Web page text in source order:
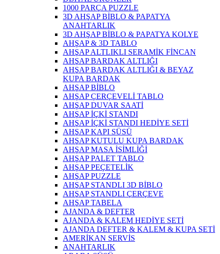
1000 PARÇA PUZZLE
3D AHŞAP BİBLO & PAPATYA
ANAHTARLIK
3D AHŞAP BİBLO & PAPATYA KOLYE
AHŞAP & 3D TABLO
AHŞAP ALTLIKLI SERAMİK FİNCAN
AHŞAP BARDAK ALTLIĞI
AHŞAP BARDAK ALTLIĞI & BEYAZ
KUPA BARDAK
AHŞAP BİBLO
AHŞAP ÇERÇEVELİ TABLO
AHŞAP DUVAR SAATİ
AHŞAP İÇKİ STANDI
AHŞAP İÇKİ STANDI HEDİYE SETİ
AHŞAP KAPI SÜSÜ
AHŞAP KUTULU KUPA BARDAK
AHŞAP MASA İSİMLİĞİ
AHŞAP PALET TABLO
AHŞAP PEÇETELİK
AHŞAP PUZZLE
AHŞAP STANDLI 3D BİBLO
AHŞAP STANDLI ÇERÇEVE
AHŞAP TABELA
AJANDA & DEFTER
AJANDA & KALEM HEDİYE SETİ
AJANDA DEFTER & KALEM & KUPA SETİ
AMERİKAN SERVİS
ANAHTARLIK